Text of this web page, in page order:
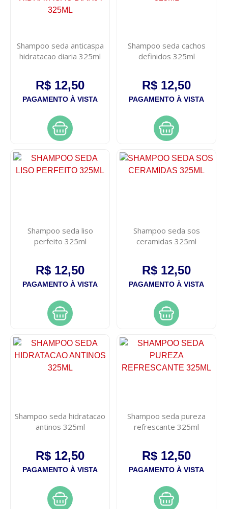
Shampoo seda anticaspa
hidratacao diaria 325ml
R$ 12,50
PAGAMENTO À VISTA
Shampoo seda cachos
definidos 325ml
R$ 12,50
PAGAMENTO À VISTA
Shampoo seda liso
perfeito 325ml
R$ 12,50
PAGAMENTO À VISTA
Shampoo seda sos
ceramidas 325ml
R$ 12,50
PAGAMENTO À VISTA
Shampoo seda hidratacao
antinos 325ml
R$ 12,50
PAGAMENTO À VISTA
Shampoo seda pureza
refrescante 325ml
R$ 12,50
PAGAMENTO À VISTA